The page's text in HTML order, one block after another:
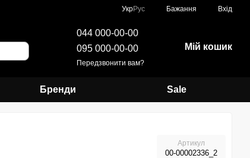
УкрРус Бажання Вхід
044 000-00-00
095 000-00-00
Передзвонити вам?
Мій кошик
Бренди Sale
Артикул
00-00002336_2